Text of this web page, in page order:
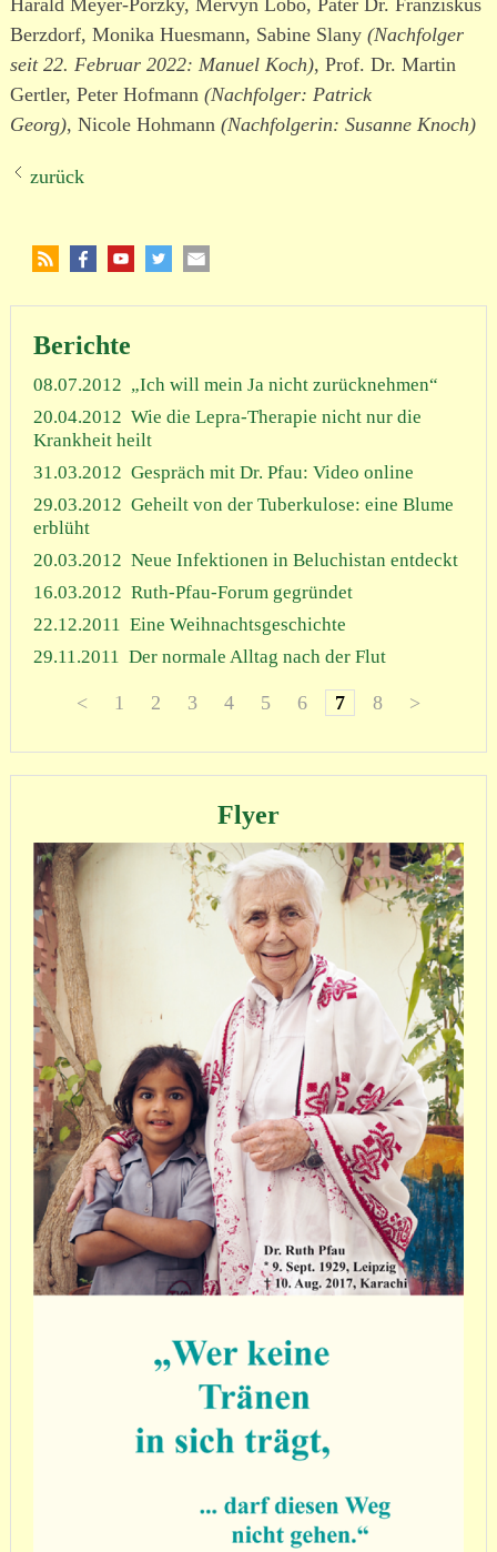
Berzdorf, Monika Huesmann, Sabine Slany (Nachfolger
seit 22. Februar 2022: Manuel Koch), Prof. Dr. Martin
Gertler, Peter Hofmann (Nachfolger: Patrick
Georg), Nicole Hohmann (Nachfolgerin: Susanne Knoch)
zurück
Berichte
08.07.2012 „Ich will mein Ja nicht zurücknehmen“
20.04.2012 Wie die Lepra-Therapie nicht nur die
Krankheit heilt
31.03.2012 Gespräch mit Dr. Pfau: Video online
29.03.2012 Geheilt von der Tuberkulose: eine Blume
erblüht
20.03.2012 Neue Infektionen in Beluchistan entdeckt
16.03.2012 Ruth-Pfau-Forum gegründet
22.12.2011 Eine Weihnachtsgeschichte
29.11.2011 Der normale Alltag nach der Flut
< 1 2 3 4 5 6 7 8 >
Flyer